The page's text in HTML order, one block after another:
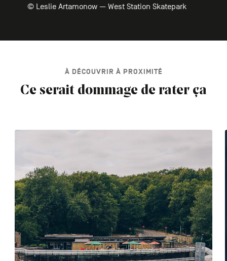
© Leslie Artamonow — West Station Skatepark
À DÉCOUVRIR À PROXIMITÉ
Ce serait dommage de rater ça